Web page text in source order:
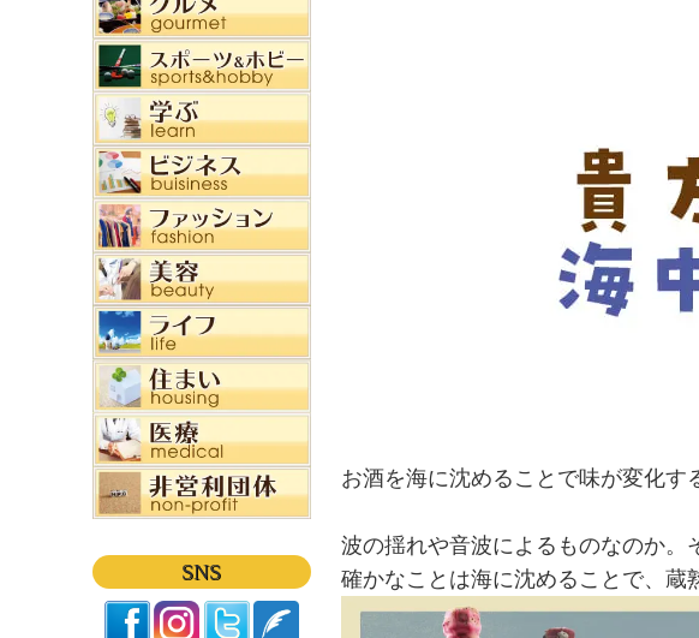
お酒を海に沈めることで味が変化す
波の揺れや音波によるものなのか。
確かなことは海に沈めることで、蔵
SNS